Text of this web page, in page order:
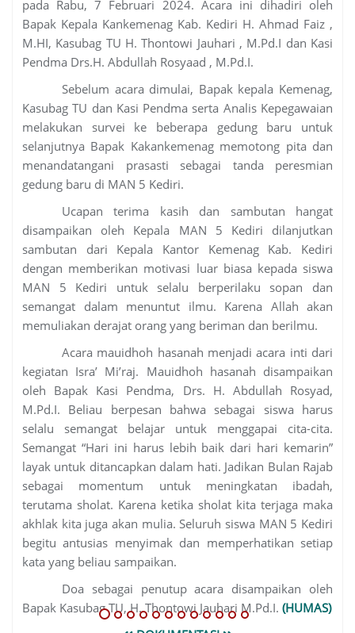
pada Rabu, 7 Februari 2024. Acara ini dihadiri oleh
Bapak Kepala Kankemenag Kab. Kediri H. Ahmad Faiz ,
M.HI, Kasubag TU H. Thontowi Jauhari , M.Pd.I dan Kasi
Pendma Drs.H. Abdullah Rosyaad , M.Pd.I.
Sebelum acara dimulai, Bapak kepala Kemenag,
Kasubag TU dan Kasi Pendma serta Analis Kepegawaian
melakukan survei ke beberapa gedung baru untuk
selanjutnya Bapak Kakankemenag memotong pita dan
menandatangani prasasti sebagai tanda peresmian
gedung baru di MAN 5 Kediri.
Ucapan terima kasih dan sambutan hangat
disampaikan oleh Kepala MAN 5 Kediri dilanjutkan
sambutan dari Kepala Kantor Kemenag Kab. Kediri
dengan memberikan motivasi luar biasa kepada siswa
MAN 5 Kediri untuk selalu berperilaku sopan dan
semangat dalam menuntut ilmu. Karena Allah akan
memuliakan derajat orang yang beriman dan berilmu.
Acara mauidhoh hasanah menjadi acara inti dari
kegiatan Isra’ Mi’raj. Mauidhoh hasanah disampaikan
oleh Bapak Kasi Pendma, Drs. H. Abdullah Rosyad,
M.Pd.I. Beliau berpesan bahwa sebagai siswa harus
selalu semangat belajar untuk menggapai cita-cita.
Semangat “Hari ini harus lebih baik dari hari kemarin”
layak untuk ditancapkan dalam hati. Jadikan Bulan Rajab
sebagai momentum untuk meningkatan ibadah,
terutama sholat. Karena ketika sholat kita terjaga maka
akhlak kita juga akan mulia. Seluruh siswa MAN 5 Kediri
begitu antusias menyimak dan memperhatikan setiap
kata yang beliau sampaikan.
Doa sebagai penutup acara disampaikan oleh
Bapak Kasubag TU, H. Thontowi Jauhari M.Pd.I. (HUMAS)